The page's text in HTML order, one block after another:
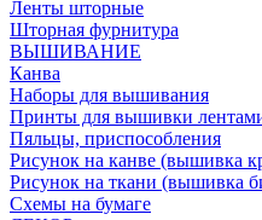
Ленты шторные
Шторная фурнитура
ВЫШИВАНИЕ
Канва
Наборы для вышивания
Принты для вышивки
Пяльцы, приспособления
Рисунок на канве (вышивка
Рисунок на ткани (вышивка
Схемы на бумаге